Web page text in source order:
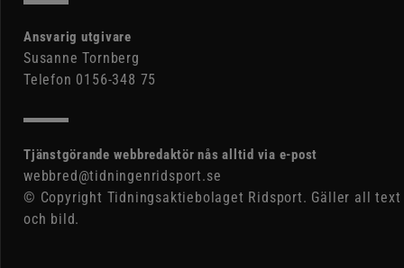
Ansvarig utgivare
Susanne Tornberg
Telefon 0156-348 75
Tjänstgörande webbredaktör nås alltid via e-post
webbred@tidningenridsport.se
© Copyright Tidningsaktiebolaget Ridsport. Gäller all text
och bild.